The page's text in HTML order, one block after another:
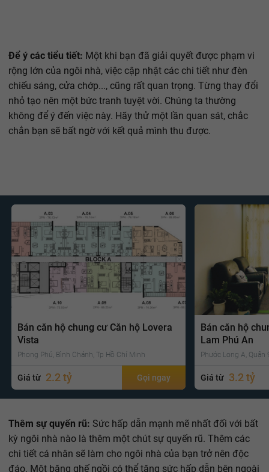
Để ý các tiểu tiết: Một khi bạn đã giải quyết được phạm vi
rộng lớn của ngôi nhà, việc cập nhật các chi tiết như đèn
chiếu sáng, cửa chớp..., cũng rất quan trọng. Từng thay đổi
nhỏ tạo nên một bức tranh tuyệt vời. Chúng ta thường
không để ý đến việc này. Hãy thử một lần quan sát, chắc
chắn bạn sẽ bất ngờ với kết quả mình thu được.
Bán căn hộ chung cư Căn hộ Lovera
Vista
Phong Phú, Bình Chánh, Tp Hồ Chí Minh
Giá từ 2.2 tỷ Gọi ngay
Bán căn hộ
Lam Phú An
Phước Long A, Quận
Giá từ 3.2 tỷ
Thêm sự quyến rũ: Sức hấp dẫn mạnh mẽ nhất đối với bất
kỳ ngôi nhà nào là thêm một chút sự quyến rũ. Thêm các
chi tiết cá nhân sẽ làm cho ngôi nhà của bạn trở nên độc
đáo. Một băng ghế ngồi có thể tăng sức hấp dẫn bên ngoài